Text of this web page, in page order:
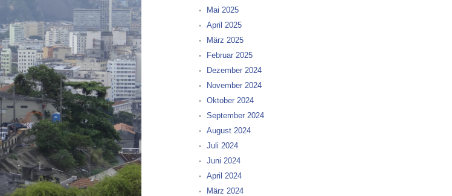
Mai 2025
April 2025
März 2025
Februar 2025
Dezember 2024
November 2024
Oktober 2024
September 2024
August 2024
Juli 2024
Juni 2024
April 2024
März 2024